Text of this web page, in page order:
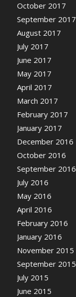
October 2017
September 2017
August 2017
July 2017
June 2017
May 2017
April 2017
March 2017
February 2017
January 2017
December 2016
October 2016
September 2016
July 2016
May 2016
April 2016
February 2016
January 2016
November 2015
September 2015
July 2015
June 2015